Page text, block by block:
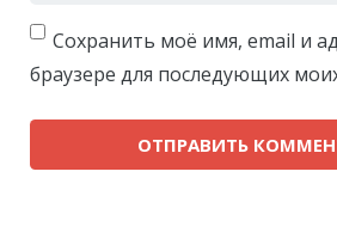
Сохранить моё имя, email и
браузере для последующих